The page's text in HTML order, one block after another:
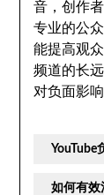
音，创作
专业的公
能提高观
频道的长
对负面影
YouTube
如何有效